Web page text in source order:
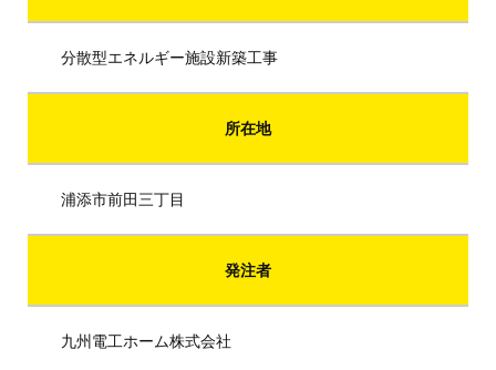
分散型エネルギー施設新築工事
所在地
浦添市前田三丁目
発注者
九州電工ホーム株式会社